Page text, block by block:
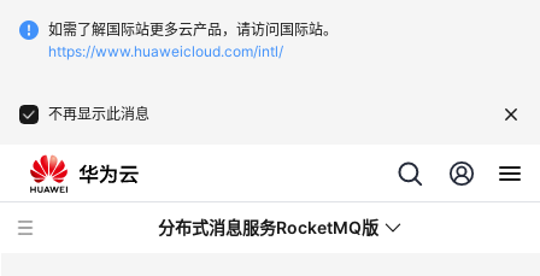
如需了解国际站更多云产品，请访问国际站。
https://www.huaweicloud.com/intl/
不再显示此消息
分布式消息服务RocketMQ版